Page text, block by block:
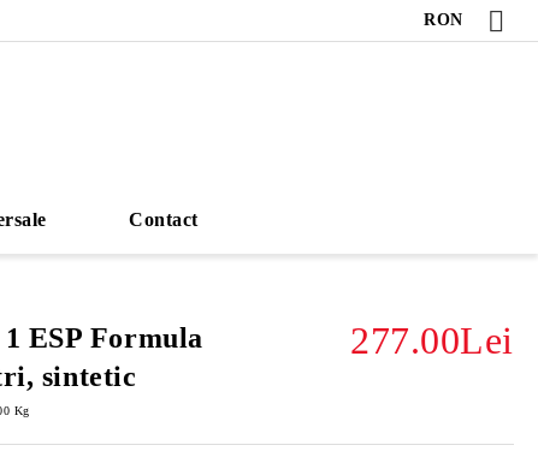
RON
Contact
ESP Formula
sintetic
277.00Lei
Kg